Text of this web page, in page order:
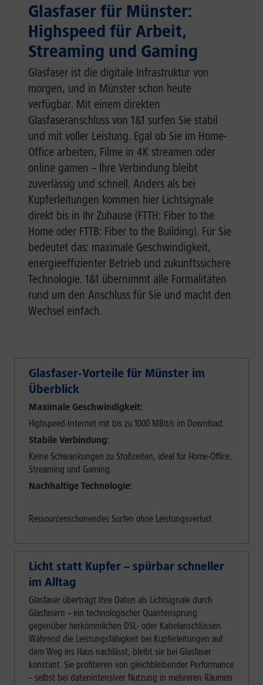
Glasfaser für Münster:
Highspeed für Arbeit,
Streaming und Gaming
Glasfaser ist die digitale Infrastruktur von
morgen, und in Münster schon heute
verfügbar. Mit einem direkten
Glasfaseranschluss von 1&1 surfen Sie stabil
und mit voller Leistung. Egal ob Sie im Home-
Office arbeiten, Filme in 4K streamen oder
online gamen – Ihre Verbindung bleibt
zuverlässig und schnell. Anders als bei
Kupferleitungen kommen hier Lichtsignale
direkt bis in Ihr Zuhause (FTTH: Fiber to the
Home oder FTTB: Fiber to the Building). Für Sie
bedeutet das: maximale Geschwindigkeit,
energieeffizienter Betrieb und zukunftssichere
Technologie. 1&1 übernimmt alle Formalitäten
rund um den Anschluss für Sie und macht den
Wechsel einfach.
Glasfaser-Vorteile für Münster im
Überblick
Maximale Geschwindigkeit:
Highspeed-Internet mit bis zu 1000 MBit/s im Download.
Stabile Verbindung:
Keine Schwankungen zu Stoßzeiten, ideal für Home-Office,
Streaming und Gaming.
Nachhaltige Technologie:
Ressourcenschonendes Surfen ohne Leistungsverlust.
Licht statt Kupfer – spürbar schneller
im Alltag
Glasfaser überträgt Ihre Daten als Lichtsignale durch
Glasfasern – ein technologischer Quantensprung
gegenüber herkömmlichen DSL- oder Kabelanschlüssen.
Während die Leistungsfähigkeit bei Kupferleitungen auf
dem Weg ins Haus nachlässt, bleibt sie bei Glasfaser
konstant. Sie profitieren von gleichbleibender Performance
– selbst bei datenintensiver Nutzung in mehreren Räumen